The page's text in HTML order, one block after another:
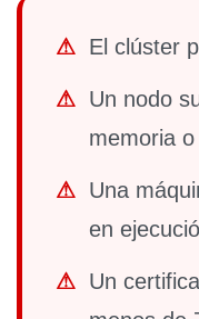
⚠ El clúster
⚠ Un nodo
memoria o
⚠ Una
en
⚠ Un